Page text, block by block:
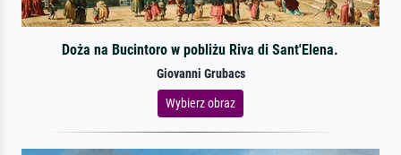
Doża na Bucintoro w pobliżu Riva di Sant'Elena.
Giovanni Grubacs
Wybierz obraz